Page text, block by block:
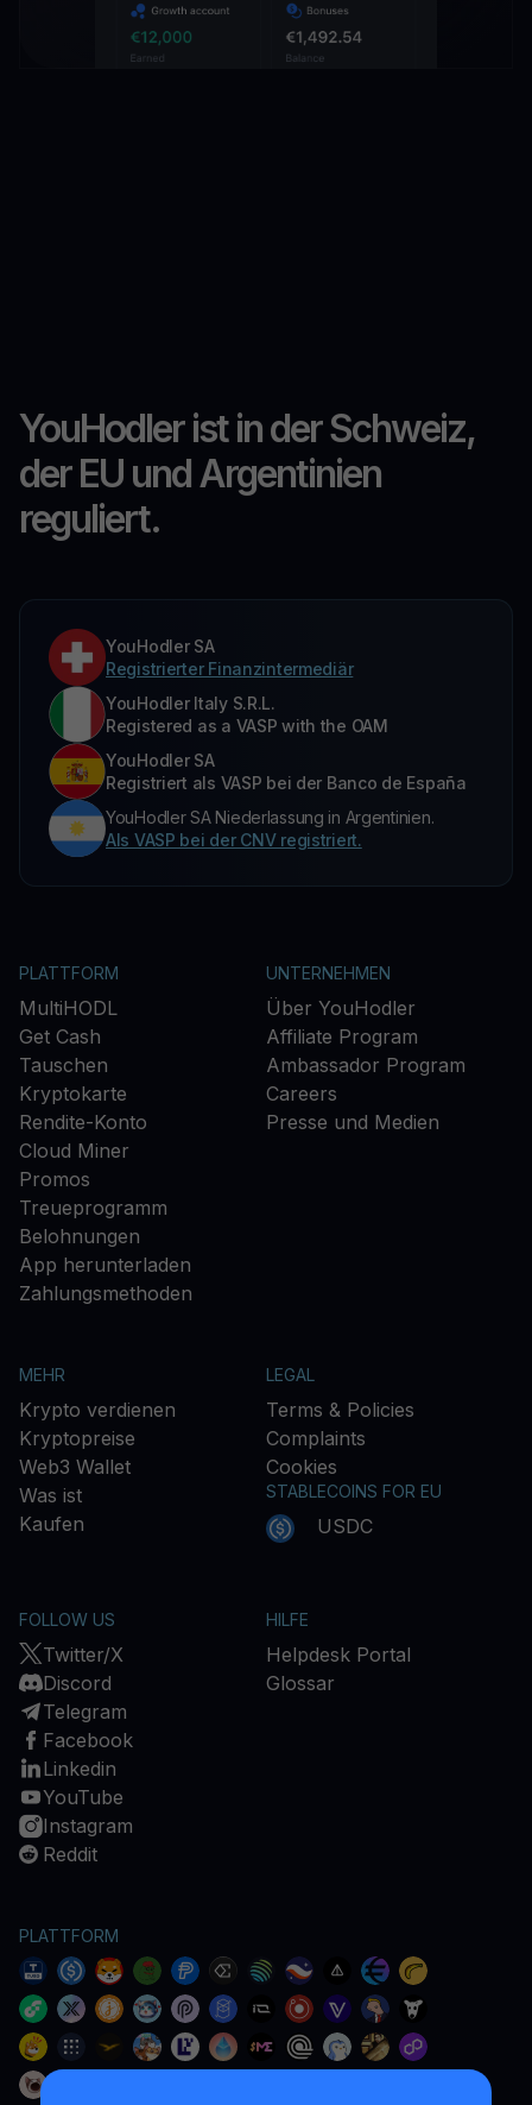
YouHodler ist in der Schweiz,
der EU und Argentinien
reguliert.
YouHodler SA
Registrierter Finanzintermediär
YouHodler Italy S.R.L.
Registered as a VASP with the OAM
YouHodler SA
Registriert als VASP bei der Banco de España
YouHodler SA Niederlassung in Argentinien.
Als VASP bei der CNV registriert.
PLATTFORM
MultiHODL
Get Cash
Tauschen
Kryptokarte
Rendite-Konto
Cloud Miner
Promos
Treueprogramm
Belohnungen
App herunterladen
Zahlungsmethoden
UNTERNEHMEN
Über YouHodler
Affiliate Program
Ambassador Program
Careers
Presse und Medien
MEHR
Krypto verdienen
Kryptopreise
Web3 Wallet
Was ist
Kaufen
LEGAL
Terms & Policies
Complaints
Cookies
STABLECOINS FOR EU
USDC
FOLLOW US
Twitter/X
Discord
Telegram
Facebook
Linkedin
YouTube
Instagram
Reddit
HILFE
Helpdesk Portal
Glossar
PLATTFORM